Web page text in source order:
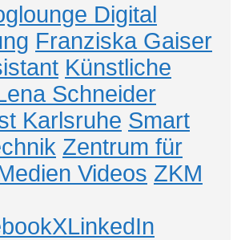
Digital
Franziska Gaiser
Künstliche
Schneider
Karlsruhe Smart
Zentrum für
Videos ZKM
XLinkedIn